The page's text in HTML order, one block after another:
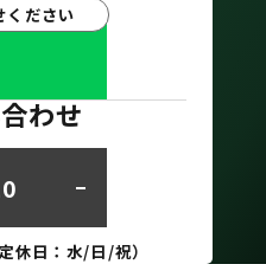
ください
わせ
日：水/日/祝）